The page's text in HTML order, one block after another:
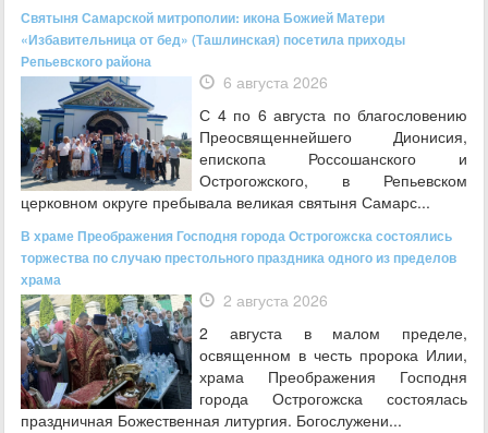
Святыня Самарской митрополии: икона Божией Матери
«Избавительница от бед» (Ташлинская) посетила приходы
Репьевского района
6 августа 2026
С 4 по 6 августа по благословению
Преосвященнейшего Дионисия,
епископа Россошанского и
Острогожского, в Репьевском
церковном округе пребывала великая святыня Самарс...
В храме Преображения Господня города Острогожска состоялись
торжества по случаю престольного праздника одного из пределов
храма
2 августа 2026
2 августа в малом пределе,
освященном в честь пророка Илии,
храма Преображения Господня
города Острогожска состоялась
праздничная Божественная литургия. Богослужени...